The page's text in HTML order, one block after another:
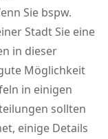
Sie bspw.
Stadt Sie eine
in dieser
Möglichkeit
in einigen
sollten
einige Details